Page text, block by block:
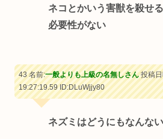
ネコとかいう害獣を殺せ
必要性がない
43 名前:一般よりも上級の名無しさん投稿
19:27:19.59ID:DLuWjjy80
ネズミはどうにもなんな